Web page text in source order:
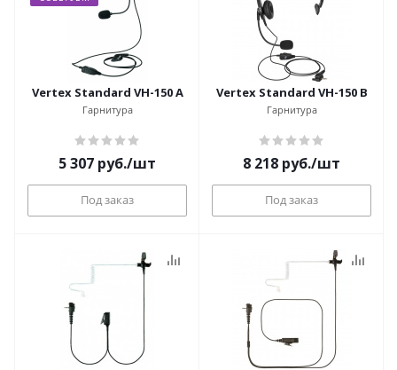
Vertex Standard VH-150 A
Гарнитура
5 307 руб./шт
Под заказ
Vertex Standard VH-150 B
Гарнитура
8 218 руб./шт
Под заказ